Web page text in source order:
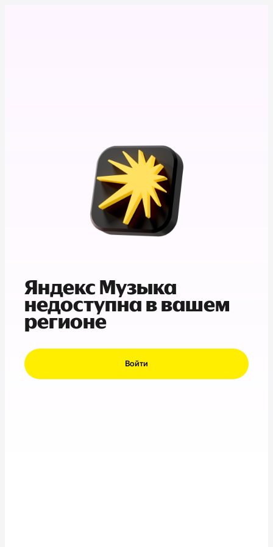
Яндекс Музыка
недоступна в вашем
регионе
Войти